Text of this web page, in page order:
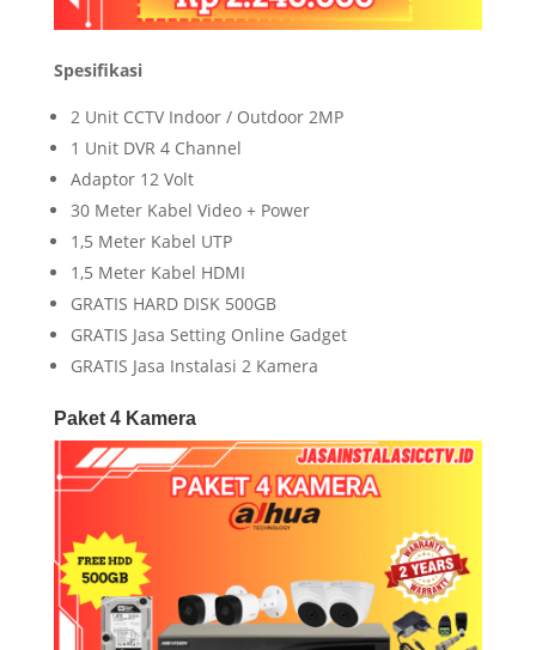
Spesifikasi
2 Unit CCTV Indoor / Outdoor 2MP
1 Unit DVR 4 Channel
Adaptor 12 Volt
30 Meter Kabel Video + Power
1,5 Meter Kabel UTP
1,5 Meter Kabel HDMI
GRATIS HARD DISK 500GB
GRATIS Jasa Setting Online Gadget
GRATIS Jasa Instalasi 2 Kamera
Paket 4 Kamera